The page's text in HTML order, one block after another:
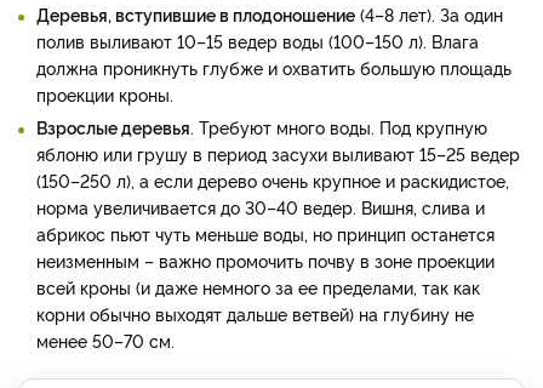
Деревья, вступившие в плодоношение (4–8 лет). За один
полив выливают 10–15 ведер воды (100–150 л). Влага
должна проникнуть глубже и охватить большую площадь
проекции кроны.
Взрослые деревья. Требуют много воды. Под крупную
яблоню или грушу в период засухи выливают 15–25 ведер
(150–250 л), а если дерево очень крупное и раскидистое,
норма увеличивается до 30–40 ведер. Вишня, слива и
абрикос пьют чуть меньше воды, но принцип останется
неизменным – важно промочить почву в зоне проекции
всей кроны (и даже немного за ее пределами, так как
корни обычно выходят дальше ветвей) на глубину не
менее 50–70 см.